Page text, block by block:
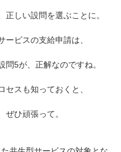
しい設問を選ぶことに。
ービスの支給申請は、
5が、正解なのですね。
スも知っておくと、
ぜひ頑張って。